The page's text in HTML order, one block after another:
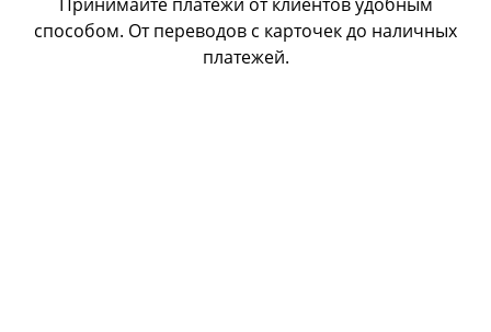
способом. От переводов с карточек до наличных
платежей.